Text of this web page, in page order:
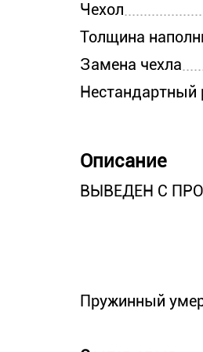
Чехол
Толщина
Замена чехла
Нестандартный
Описание
ВЫВЕДЕН С
Пружинный